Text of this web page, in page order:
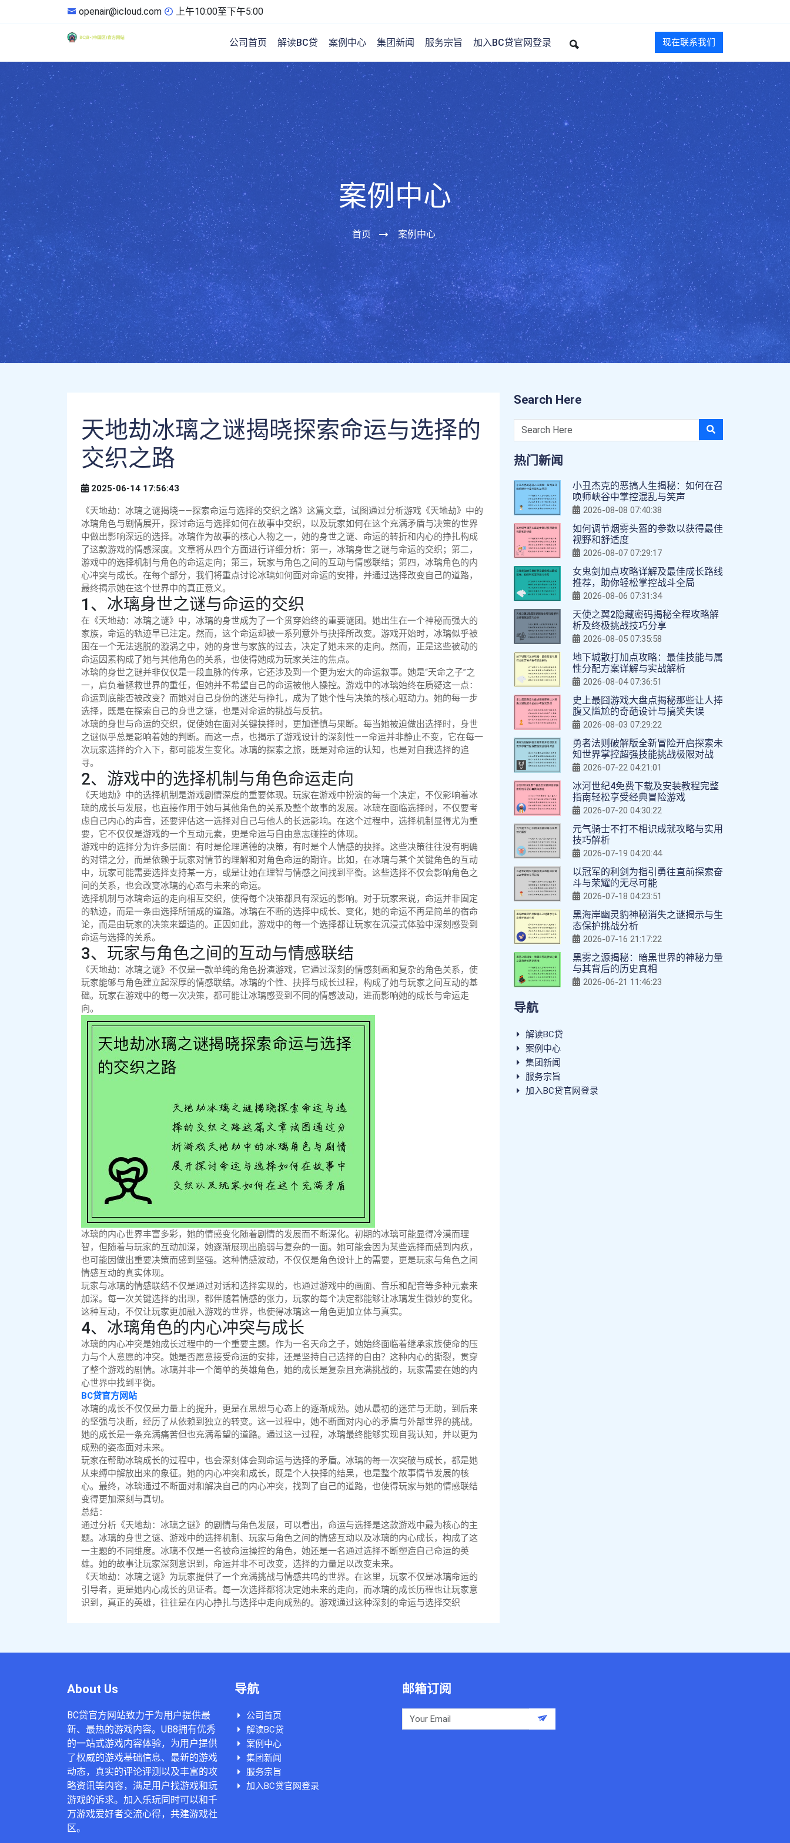
openair@icloud.com 上午10:00至下午5:00
公司首页 解读BC贷 案例中心 集团新闻 服务宗旨 加入BC贷官网登录 现在联系我们
案例中心
首页 案例中心
天地劫冰璃之谜揭晓探索命运与选择的
交织之路
2025-06-14 17:56:43
《天地劫：冰璃之谜揭晓——探索命运与选择的交织之路》这篇文章，试图通过分析游戏《天地劫》中的
冰璃角色与剧情展开，探讨命运与选择如何在故事中交织，以及玩家如何在这个充满矛盾与决策的世界
中做出影响深远的选择。冰璃作为故事的核心人物之一，她的身世之谜、命运的转折和内心的挣扎构成
了这款游戏的情感深度。文章将从四个方面进行详细分析：第一，冰璃身世之谜与命运的交织；第二，
游戏中的选择机制与角色的命运走向；第三，玩家与角色之间的互动与情感联结；第四，冰璃角色的内
心冲突与成长。在每个部分，我们将重点讨论冰璃如何面对命运的安排，并通过选择改变自己的道路，
最终揭示她在这个世界中的真正意义。
1、冰璃身世之谜与命运的交织
在《天地劫：冰璃之谜》中，冰璃的身世成为了一个贯穿始终的重要谜团。她出生在一个神秘而强大的
家族，命运的轨迹早已注定。然而，这个命运却被一系列意外与抉择所改变。游戏开始时，冰璃似乎被
困在一个无法逃脱的漩涡之中，她的身世与家族的过去，决定了她未来的走向。然而，正是这些被动的
命运因素构成了她与其他角色的关系，也使得她成为玩家关注的焦点。
冰璃的身世之谜并非仅仅是一段血脉的传承，它还涉及到一个更为宏大的命运叙事。她是“天命之子”之
一，肩负着拯救世界的重任，但她并不希望自己的命运被他人操控。游戏中的冰璃始终在质疑这一点：
命运到底能否被改变？而她对自己身份的迷茫与挣扎，成为了她个性与决策的核心驱动力。她的每一步
选择，既是在探索自己的身世之谜，也是对命运的挑战与反抗。
冰璃的身世与命运的交织，促使她在面对关键抉择时，更加谨慎与果断。每当她被迫做出选择时，身世
之谜似乎总是影响着她的判断。而这一点，也揭示了游戏设计的深刻性——命运并非静止不变，它在每一
次玩家选择的介入下，都可能发生变化。冰璃的探索之旅，既是对命运的认知，也是对自我选择的追
寻。
2、游戏中的选择机制与角色命运走向
《天地劫》中的选择机制是游戏剧情深度的重要体现。玩家在游戏中扮演的每一个决定，不仅影响着冰
璃的成长与发展，也直接作用于她与其他角色的关系及整个故事的发展。冰璃在面临选择时，不仅要考
虑自己内心的声音，还要评估这一选择对自己与他人的长远影响。在这个过程中，选择机制显得尤为重
要，它不仅仅是游戏的一个互动元素，更是命运与自由意志碰撞的体现。
游戏中的选择分为许多层面：有时是伦理道德的决策，有时是个人情感的抉择。这些决策往往没有明确
的对错之分，而是依赖于玩家对情节的理解和对角色命运的期许。比如，在冰璃与某个关键角色的互动
中，玩家可能需要选择支持某一方，或是让她在理智与情感之间找到平衡。这些选择不仅会影响角色之
间的关系，也会改变冰璃的心态与未来的命运。
选择机制与冰璃命运的走向相互交织，使得每个决策都具有深远的影响。对于玩家来说，命运并非固定
的轨迹，而是一条由选择所铺成的道路。冰璃在不断的选择中成长、变化，她的命运不再是简单的宿命
论，而是由玩家的决策来塑造的。正因如此，游戏中的每一个选择都让玩家在沉浸式体验中深刻感受到
命运与选择的关系。
3、玩家与角色之间的互动与情感联结
《天地劫：冰璃之谜》不仅是一款单纯的角色扮演游戏，它通过深刻的情感刻画和复杂的角色关系，使
玩家能够与角色建立起深厚的情感联结。冰璃的个性、抉择与成长过程，构成了她与玩家之间互动的基
础。玩家在游戏中的每一次决策，都可能让冰璃感受到不同的情感波动，进而影响她的成长与命运走
向。
冰璃的内心世界丰富多彩，她的情感变化随着剧情的发展而不断深化。初期的冰璃可能显得冷漠而理
智，但随着与玩家的互动加深，她逐渐展现出脆弱与复杂的一面。她可能会因为某些选择而感到内疚，
也可能因做出重要决策而感到坚强。这种情感波动，不仅仅是角色设计上的需要，更是玩家与角色之间
情感互动的真实体现。
玩家与冰璃的情感联结不仅是通过对话和选择实现的，也通过游戏中的画面、音乐和配音等多种元素来
加深。每一次关键选择的出现，都伴随着情感的张力，玩家的每个决定都能够让冰璃发生微妙的变化。
这种互动，不仅让玩家更加融入游戏的世界，也使得冰璃这一角色更加立体与真实。
4、冰璃角色的内心冲突与成长
冰璃的内心冲突是她成长过程中的一个重要主题。作为一名天命之子，她始终面临着继承家族使命的压
力与个人意愿的冲突。她是否愿意接受命运的安排，还是坚持自己选择的自由？这种内心的撕裂，贯穿
了整个游戏的剧情。冰璃并非一个简单的英雄角色，她的成长是复杂且充满挑战的，玩家需要在她的内
心世界中找到平衡。
BC贷官方网站
冰璃的成长不仅仅是力量上的提升，更是在思想与心态上的逐渐成熟。她从最初的迷茫与无助，到后来
的坚强与决断，经历了从依赖到独立的转变。这一过程中，她不断面对内心的矛盾与外部世界的挑战。
她的成长是一条充满痛苦但也充满希望的道路。通过这一过程，冰璃最终能够实现自我认知，并以更为
成熟的姿态面对未来。
玩家在帮助冰璃成长的过程中，也会深刻体会到命运与选择的矛盾。冰璃的每一次突破与成长，都是她
从束缚中解放出来的象征。她的内心冲突和成长，既是个人抉择的结果，也是整个故事情节发展的核
心。最终，冰璃通过不断面对和解决自己的内心冲突，找到了自己的道路，也使得玩家与她的情感联结
变得更加深刻与真切。
总结：
通过分析《天地劫：冰璃之谜》的剧情与角色发展，可以看出，命运与选择是这款游戏中最为核心的主
题。冰璃的身世之谜、游戏中的选择机制、玩家与角色之间的情感互动以及冰璃的内心成长，构成了这
一主题的不同维度。冰璃不仅是一名被命运操控的角色，她还是一名通过选择不断塑造自己命运的英
雄。她的故事让玩家深刻意识到，命运并非不可改变，选择的力量足以改变未来。
《天地劫：冰璃之谜》为玩家提供了一个充满挑战与情感共鸣的世界。在这里，玩家不仅是冰璃命运的
引导者，更是她内心成长的见证者。每一次选择都将决定她未来的走向，而冰璃的成长历程也让玩家意
识到，真正的英雄，往往是在内心挣扎与选择中走向成熟的。游戏通过这种深刻的命运与选择交织
Search Here
热门新闻
小丑杰克的恶搞人生揭秘：如何在召
唤师峡谷中掌控混乱与笑声
2026-08-08 07:40:38
如何调节烟雾头盔的参数以获得最佳
视野和舒适度
2026-08-07 07:29:17
女鬼剑加点攻略详解及最佳成长路线
推荐，助你轻松掌控战斗全局
2026-08-06 07:31:34
天使之翼2隐藏密码揭秘全程攻略解
析及终极挑战技巧分享
2026-08-05 07:35:58
地下城散打加点攻略：最佳技能与属
性分配方案详解与实战解析
2026-08-04 07:36:51
史上最囧游戏大盘点揭秘那些让人捧
腹又尴尬的奇葩设计与搞笑失误
2026-08-03 07:29:22
勇者法则破解版全新冒险开启探索未
知世界掌控超强技能挑战极限对战
2026-07-22 04:21:01
冰河世纪4免费下载及安装教程完整
指南轻松享受经典冒险游戏
2026-07-20 04:30:22
元气骑士不打不相识成就攻略与实用
技巧解析
2026-07-19 04:20:44
以冠军的利剑为指引勇往直前探索奋
斗与荣耀的无尽可能
2026-07-18 04:23:51
黑海岸幽灵豹神秘消失之谜揭示与生
态保护挑战分析
2026-07-16 21:17:22
黑雾之源揭秘：暗黑世界的神秘力量
与其背后的历史真相
2026-06-21 11:46:23
导航
解读BC贷
案例中心
集团新闻
服务宗旨
加入BC贷官网登录
About Us
BC贷官方网站致力于为用户提供最
新、最热的游戏内容。UB8拥有优秀
的一站式游戏内容体验，为用户提供
了权威的游戏基础信息、最新的游戏
动态，真实的评论评测以及丰富的攻
略资讯等内容，满足用户找游戏和玩
游戏的诉求。加入乐玩同时可以和千
万游戏爱好者交流心得，共建游戏社
区。
导航
公司首页
解读BC贷
案例中心
集团新闻
服务宗旨
加入BC贷官网登录
邮箱订阅